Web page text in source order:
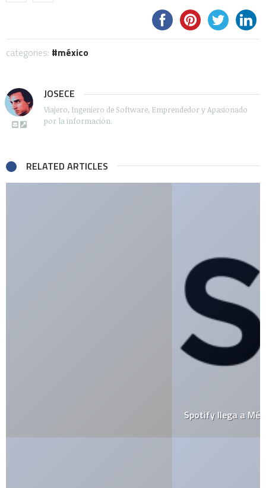
categories: méxico
JOSECE
Viajero, Ingeniero de Software, Emprendedor y Apasionado
por la información.
RELATED ARTICLES